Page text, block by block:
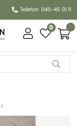
Telefon: 040-45 01 11
0
>